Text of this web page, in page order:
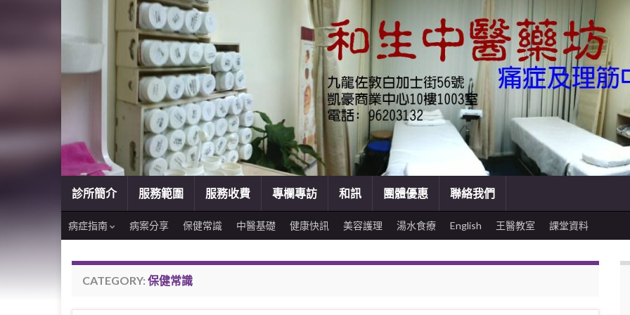
診所簡介 服務範圍 服務收費 專欄專訪 和訊 團體優惠 聯絡我們
病症指南 病案分享 保健常識 中醫基礎 健康快訊 美容護理 湯水食療 English 王醫教室 課堂資料
CATEGORY: 保健常識